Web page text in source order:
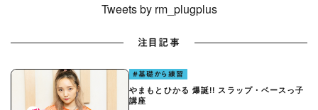
Tweets by rm_plugplus
注目記事
#基礎から練習
やまもとひかる 爆誕!! スラップ・ベースっ子
講座